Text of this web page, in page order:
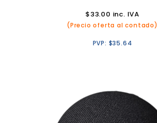
$33.00 inc. IVA
(Precio oferta al contado)
PVP: $35.64